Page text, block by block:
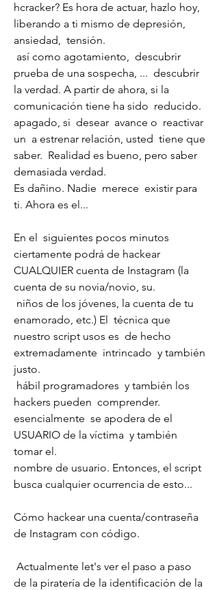
hcracker? Es hora de actuar, hazlo hoy,
liberando a ti mismo de depresión,
ansiedad,  tensión.
prueba de una sospecha, ...  descubrir
la verdad. A partir de ahora, si la
comunicación tiene ha sido  reducido.
apagado, si  desear  avance o  reactivar
un  a estrenar relación, usted  tiene que
saber.  Realidad es bueno, pero saber
demasiada verdad.
Es dañino. Nadie  merece  existir para
ti. Ahora es el...
En el  siguientes pocos minutos
ciertamente podrá de hackear
CUALQUIER cuenta de Instagram (la
cuenta de su novia/novio, su.
enamorado, etc.) El  técnica que
nuestro script usos es  de hecho
extremadamente  intrincado  y también
justo.
hackers pueden  comprender.
esencialmente  se apodera de el
USUARIO de la víctima  y también
tomar el.
nombre de usuario. Entonces, el script
busca cualquier ocurrencia de esto...
Cómo hackear una cuenta/contraseña
de Instagram con código.
de la piratería de la identificación de la